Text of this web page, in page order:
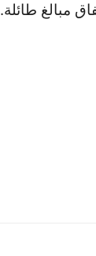
مبالغ طائلة.